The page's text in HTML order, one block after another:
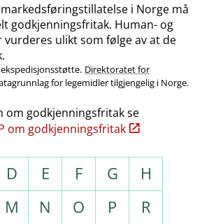
i Norge må
godkjenningsfritak. Human- og
ulikt som følge av at de
ekspedisjonsstøtte. Direktoratet for
for legemidler tilgjengelig i Norge.
om godkjenningsfritak se
om godkjenningsfritak
D E F G
H
M N O P
R